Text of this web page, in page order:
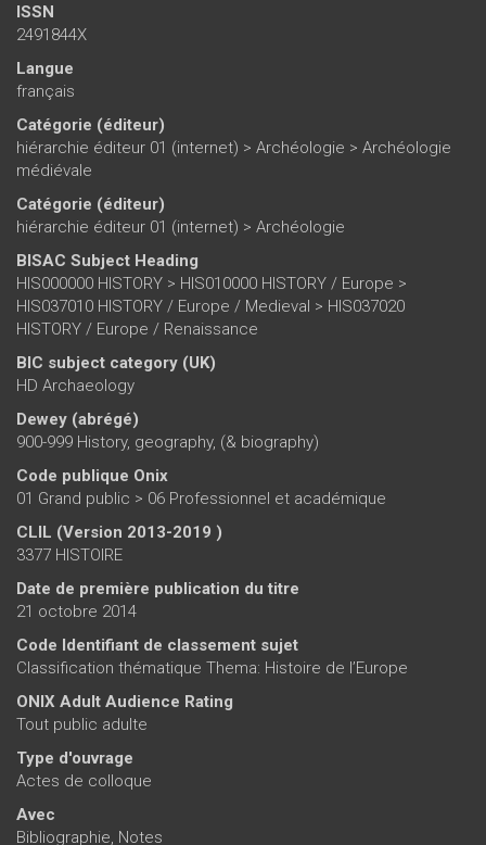
ISSN
2491844X
Langue
français
Catégorie (éditeur)
hiérarchie éditeur 01 (internet) > Archéologie > Archéologie
médiévale
Catégorie (éditeur)
hiérarchie éditeur 01 (internet) > Archéologie
BISAC Subject Heading
HIS000000 HISTORY > HIS010000 HISTORY / Europe >
HIS037010 HISTORY / Europe / Medieval > HIS037020
HISTORY / Europe / Renaissance
BIC subject category (UK)
HD Archaeology
Dewey (abrégé)
900-999 History, geography, (& biography)
Code publique Onix
01 Grand public > 06 Professionnel et académique
CLIL (Version 2013-2019 )
3377 HISTOIRE
Date de première publication du titre
21 octobre 2014
Code Identifiant de classement sujet
Classification thématique Thema: Histoire de l’Europe
ONIX Adult Audience Rating
Tout public adulte
Type d'ouvrage
Actes de colloque
Avec
Bibliographie, Notes